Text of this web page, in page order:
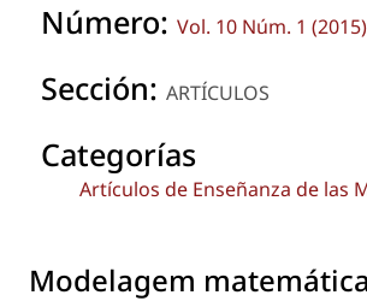
Número: Vol. 10 Núm. 1
Sección: ARTÍCULOS
Categorías
Artículos de Enseñanza de las
Modelagem